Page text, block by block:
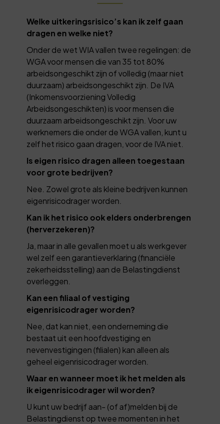
Welke uitkeringsrisico’s kan ik zelf gaan
dragen en welke niet?
Onder de wet WIA vallen twee regelingen: de
WGA voor mensen die van 35 tot 80%
arbeidsongeschikt zijn of volledig (maar niet
duurzaam) arbeidsongeschikt zijn. De IVA
(Inkomensvoorziening Volledig
Arbeidsongeschikten) is voor mensen die
duurzaam arbeidsongeschikt zijn. Voor uw
werknemers die onder de WGA vallen, kunt u
zelf het risico gaan dragen, voor de IVA niet.
Is eigen risico dragen alleen toegestaan
voor grote bedrijven?
Nee. Zowel grote als kleine bedrijven kunnen
eigenrisicodrager worden.
Kan ik het risico ook elders onderbrengen
(herverzekeren)?
Ja, maar in alle gevallen moet u als werkgever
wel zelf een garantieverklaring (financiële
zekerheidsstelling) aan de Belastingdienst
overleggen.
Kan een filiaal of vestiging
eigenrisicodrager worden?
Nee, dat kan niet, een onderneming die
bestaat uit een hoofdvestiging en
nevenvestigingen (filialen) kan alleen als
geheel eigenrisicodrager worden.
Waar en wanneer moet ik het melden als
ik eigenrisicodrager wil worden?
U kunt uw bedrijf aan- (of af)melden bij de
Belastingdienst op twee momenten in het